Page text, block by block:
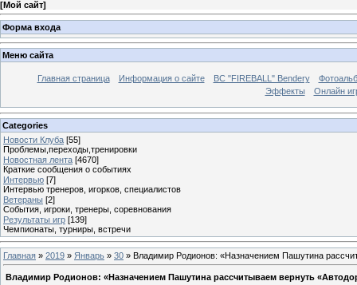
[Мой сайт]
Форма входа
Меню сайта
Главная страница Информация о сайте BC "FIREBALL" Bendery
Эффекты
Онлайн
Categories
Новости Клуба [55]
Проблемы,переходы,тренировки
Новостная лента [4670]
Краткие сообщения о событиях
Интервью [7]
Интервью тренеров, игорков, специалистов
Ветераны [2]
События, игроки, тренеры, соревнования
Результаты игр [139]
Чемпионаты, турниры, встречи
Главная » 2019 » Январь » 30 » Владимир Родионов: «Назначением Пашутина
Владимир Родионов: «Назначением Пашутина рассчитываем вернуть